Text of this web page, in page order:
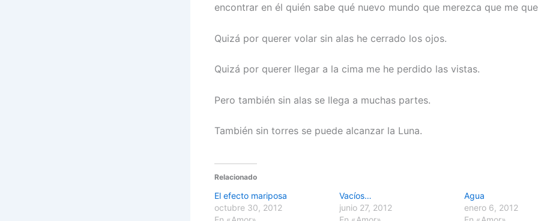
encontrar en él quién sabe qué nuevo mundo que merezca que me
Quizá por querer volar sin alas he cerrado los ojos.
Quizá por querer llegar a la cima me he perdido las vistas.
Pero también sin alas se llega a muchas partes.
También sin torres se puede alcanzar la Luna.
Relacionado
El efecto mariposa
octubre 30, 2012
Vacíos…
junio 27, 2012
Agua
enero 6, 2012